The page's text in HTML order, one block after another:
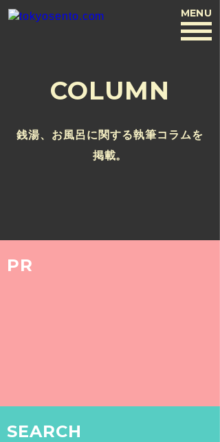
COLUMN
銭湯、お風呂に関する執筆コラムを
掲載。
MENU
BACK
た、江戸川区小岩にある「武蔵湯」のペンキ絵
PR
SEARCH